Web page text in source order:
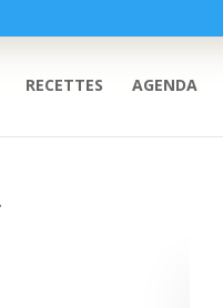
RECETTES AGENDA